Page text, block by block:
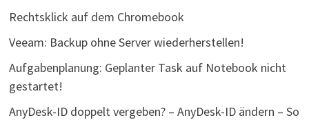
Rechtsklick auf dem Chromebook
Veeam: Backup ohne Server wiederherstellen!
Aufgabenplanung: Geplanter Task auf Notebook nicht
gestartet!
AnyDesk-ID doppelt vergeben? – AnyDesk-ID ändern – So